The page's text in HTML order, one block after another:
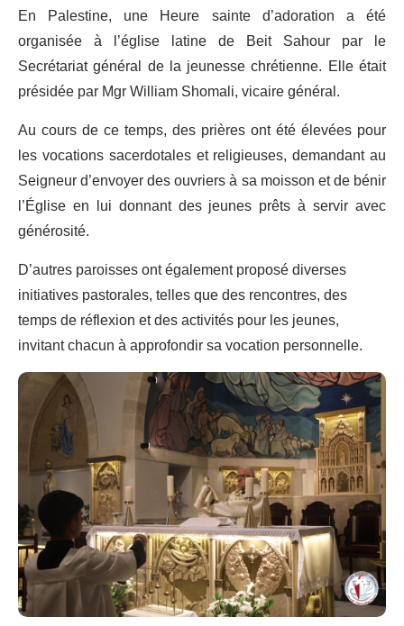
En Palestine, une Heure sainte d’adoration a été
organisée à l’église latine de Beit Sahour par le
Secrétariat général de la jeunesse chrétienne. Elle était
présidée par Mgr William Shomali, vicaire général.
Au cours de ce temps, des prières ont été élevées pour
les vocations sacerdotales et religieuses, demandant au
Seigneur d’envoyer des ouvriers à sa moisson et de bénir
l’Église en lui donnant des jeunes prêts à servir avec
générosité.
D’autres paroisses ont également proposé diverses
initiatives pastorales, telles que des rencontres, des
temps de réflexion et des activités pour les jeunes,
invitant chacun à approfondir sa vocation personnelle.